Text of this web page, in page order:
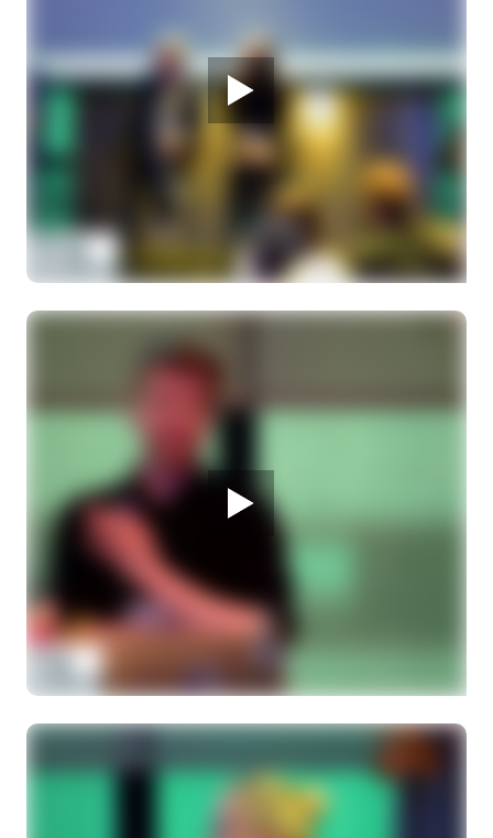
28 MAART 2026
Melanoom Infodag
Tijd voor vragen uit de zaal en van tevoren
ingestuurde vragen
Moderator Martina Rooijakkers, bestuurslid
28 MAART 2026
Melanoom Infodag
Wat is het verschil tussen een Bap-1 mutatie in
de genen of een Bap-1 mutatie in de tumor?
Drs. C. Bijns, arts-onderzoeker